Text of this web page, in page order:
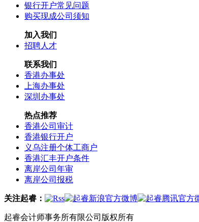
银行开户常见问题
购买现成公司须知
加入我们
招聘人才
联系我们
香港办事处
上海办事处
深圳办事处
热点推荐
香港公司审计
香港银行开户
义乌注册个体工商户
香港汇丰开户条件
离岸公司年审
离岸公司报税
关注起睿：
起睿会计师事务所有限公司版权所有